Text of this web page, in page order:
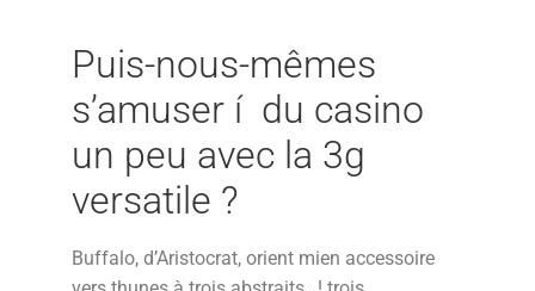
Puis-nous-mêmes
s’amuser í du casino
un peu avec la 3g
versatile ?
Buffalo, d’Aristocrat, orient mien accessoire